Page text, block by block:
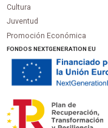
Cultura
Juventud
Promoción Económica
FONDOS NEXTGENERATION EU